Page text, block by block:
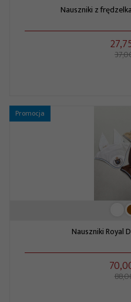
Nauszniki z
27,
Promocja
Nauszniki Royal
70,